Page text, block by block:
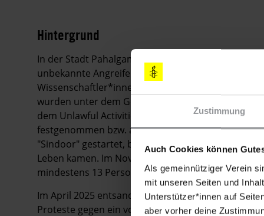
Zustimmung
Auch Cookies können
Als gemeinnütziger Verein
mit unseren Seiten und
Unterstützer*innen auf
aber vorher deine
Hintergrund
In der Stadt Pahalgam, einem beliebten
unbekannte Angreifer 26 Menschen, die meisten
Wissenschaftler*innen und Studierende, die
wurden unter dem Gesetz gegen Aufwiegelung,
dem Unlawful Activities (Prevention) Act 1967
festgenommen bzw. angezeigt. Als Vergeltung
"Sindoor" gestartet, bei der im Zuge von
Leben kamen. Im November explodierte ein Auto
mindestens 13 Personen getötet und etwa 30
Im April 2025 entsandten die indischen
Proteste gegen ein vom Parlament